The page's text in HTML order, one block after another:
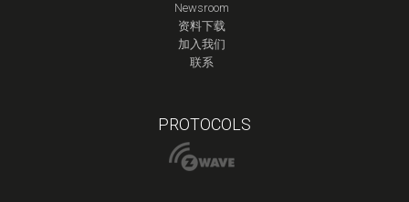
Newsroom
资料下载
加入我们
联系
PROTOCOLS